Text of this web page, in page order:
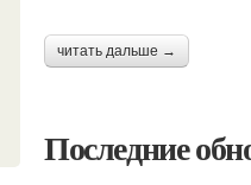
читать дальше →
Последние